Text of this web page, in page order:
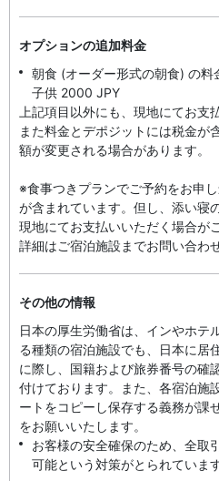
オプションの追加料金
朝食 (オーダー形式の朝食) の料
子供 2000 JPY
上記項目以外にも、現地にてお支
また料金とデポジットには税金が
額が変更される場合があります。
※食事つきプランでご予約をお申
が含まれています。但し、添い寝
現地にてお支払いいただく場合が
詳細はご宿泊施設までお問い合わ
その他の情報
日本の厚生労働省は、インやホテ
る種類の宿泊施設でも、日本に​居
に際し、国籍および旅券番号の確
付け​ております。また、各宿泊施
ートをコピーし保存する義務が課
をお願いいたします。
お客様の安全確保のため、全取
可能という対策がとられています